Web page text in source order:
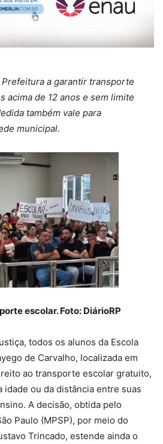
a garantir transporte
acima de 12 anos e sem limite
também vale para
municipal.
escolar. Foto: DiárioRP
todos os alunos da Escola
de Carvalho, localizada em
ao transporte escolar gratuito,
ou da distância entre suas
A decisão, obtida pelo
Paulo (MPSP), por meio do
Trincado, estende ainda o